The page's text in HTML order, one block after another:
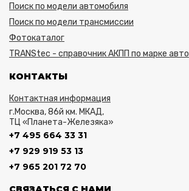
Поиск по модели автомобиля
Поиск по модели трансмиссии
Фотокаталог
TRANStec - справочник АКПП по марке авто
КОНТАКТЫ
Контактная информация
г.Москва, 86й км. МКАД,
ТЦ «Планета-Железяка»
+7 495 664 33 31
+7 929 919 53 13
+7 965 201 72 70